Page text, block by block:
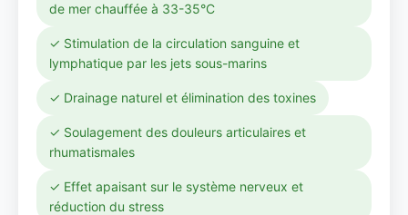
de mer chauffée à 33-35°C
✓ Stimulation de la circulation sanguine et
lymphatique par les jets sous-marins
✓ Drainage naturel et élimination des toxines
✓ Soulagement des douleurs articulaires et
rhumatismales
✓ Effet apaisant sur le système nerveux et
réduction du stress